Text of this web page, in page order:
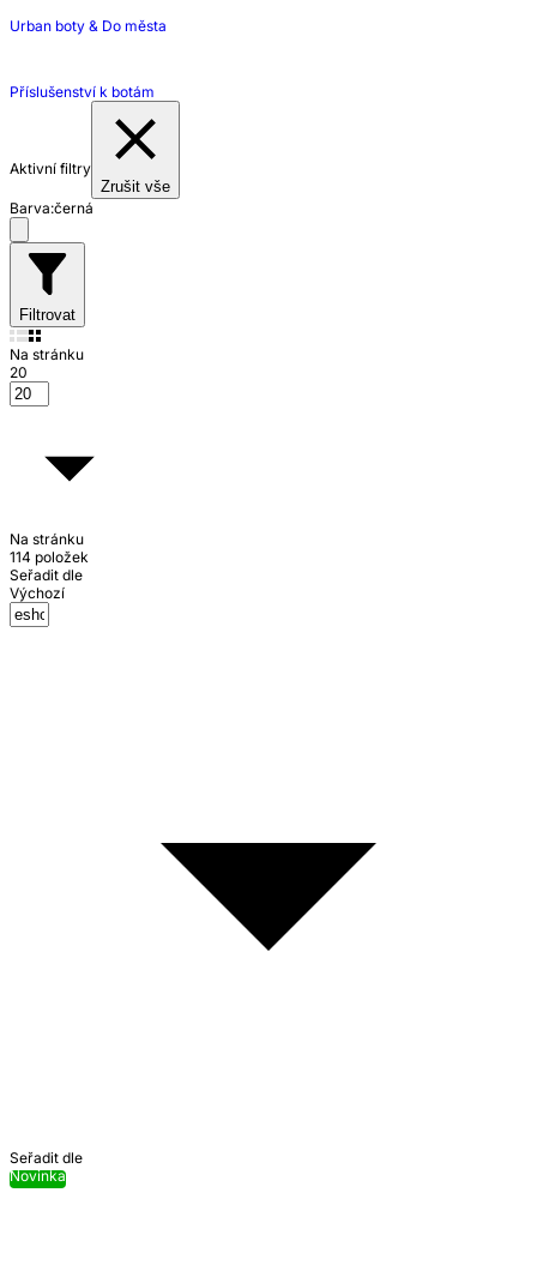
Urban boty & Do města
Příslušenství k botám
Aktivní filtry
Zrušit vše
Barva:černá
Filtrovat
Na stránku
20
Na stránku
114 položek
Seřadit dle
Výchozí
Seřadit dle
Novinka